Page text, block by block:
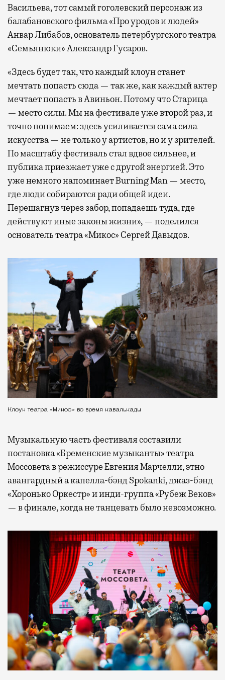
Васильева, тот самый гоголевский персонаж из
балабановского фильма «Про уродов и людей»
Анвар Либабов, основатель петербургского театра
«Семьянюки» Александр Гусаров.
«Здесь будет так, что каждый клоун станет
мечтать попасть сюда — так же, как каждый актер
мечтает попасть в Авиньон. Потому что Старица
— место силы. Мы на фестивале уже второй раз, и
точно понимаем: здесь усиливается сама сила
искусства — не только у артистов, но и у зрителей.
По масштабу фестиваль стал вдвое сильнее, и
публика приезжает уже с другой энергией. Это
уже немного напоминает Burning Man — место,
где люди собираются ради общей идеи.
Перешагнув через забор, попадаешь туда, где
действуют иные законы жизни», — поделился
основатель театра «Микос» Сергей Давыдов.
Клоун театра «Микос» во время кавалькады
Музыкальную часть фестиваля составили
постановка «Бременские музыканты» театра
Моссовета в режиссуре Евгения Марчелли, этно-
авангардный а капелла-бэнд Spokanki, джаз-бэнд
«Хоронько Оркестр» и инди-группа «Рубеж Веков»
— в финале, когда не танцевать было невозможно.